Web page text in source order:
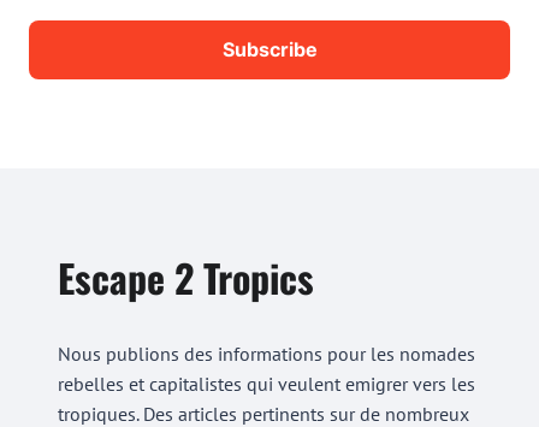
Escape 2 Tropics
Nous publions des informations pour les nomades
rebelles et capitalistes qui veulent emigrer vers les
tropiques. Des articles pertinents sur de nombreux